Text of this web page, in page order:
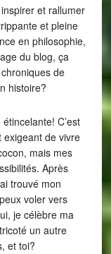
et rallumer
et pleine
en philosophie,
du blog, ça
de
histoire?
C’est
exigeant de vivre
mais mes
Après
trouvé mon
voler vers
je célèbre ma
un autre
et toi?